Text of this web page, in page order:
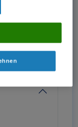
für
Diät).
eine